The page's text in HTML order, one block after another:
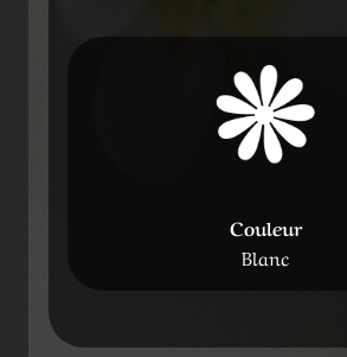
Couleur
Blanc